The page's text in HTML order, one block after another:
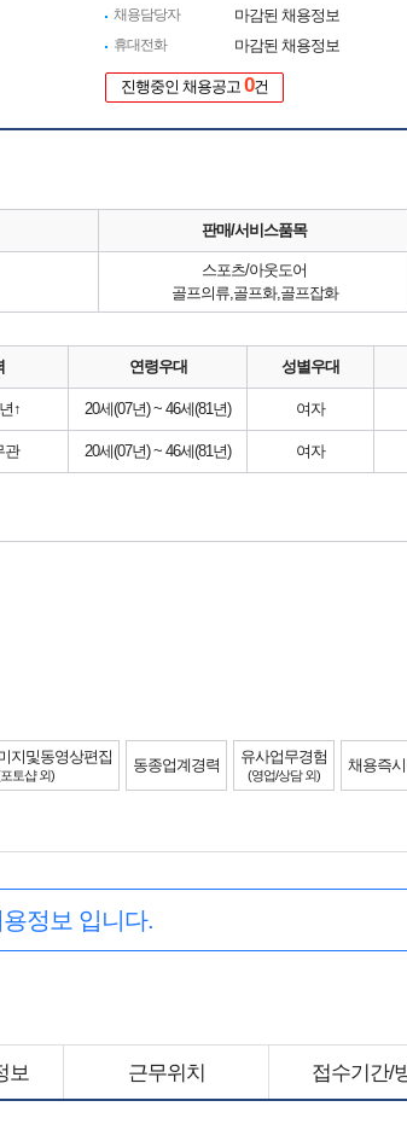
채용담당자
마감된 채용정보
휴대전화 마감된 채용정보
진행중인 채용공고 0건
판매/서비스품목
스포츠/아웃도어
골프의류,골프화,골프잡화
연령우대 성별우대
↑ 20세(07년) ~ 46세(81년) 여자
관 20세(07년) ~ 46세(81년) 여자
지및동영상편집
토샵 외)
동종업계경력 유사업무경험
(영업/상담 외)
채용즉
정보 입니다.
보 근무위치 접수기간/